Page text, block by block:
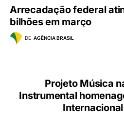
Arrecadação federal
bilhões em março
DE AGÊNCIA BRASIL
Projeto Música
Instrumental